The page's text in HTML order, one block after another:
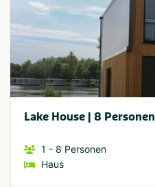
Lake House | 8 Personen
1 - 8 Personen
Haus